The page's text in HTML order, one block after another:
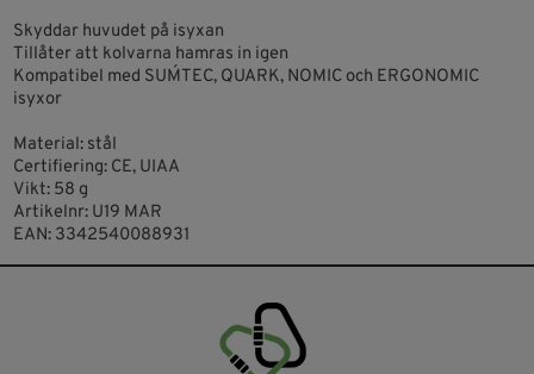
Skyddar huvudet på isyxan
Tillåter att kolvarna hamras in igen
Kompatibel med SUM´TEC, QUARK, NOMIC och ERGONOMIC
isyxor
Material: stål
Certifiering: CE, UIAA
Vikt: 58 g
Artikelnr: U19 MAR
EAN: 3342540088931